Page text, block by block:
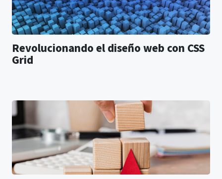
Revolucionando el diseño web con CSS
Grid